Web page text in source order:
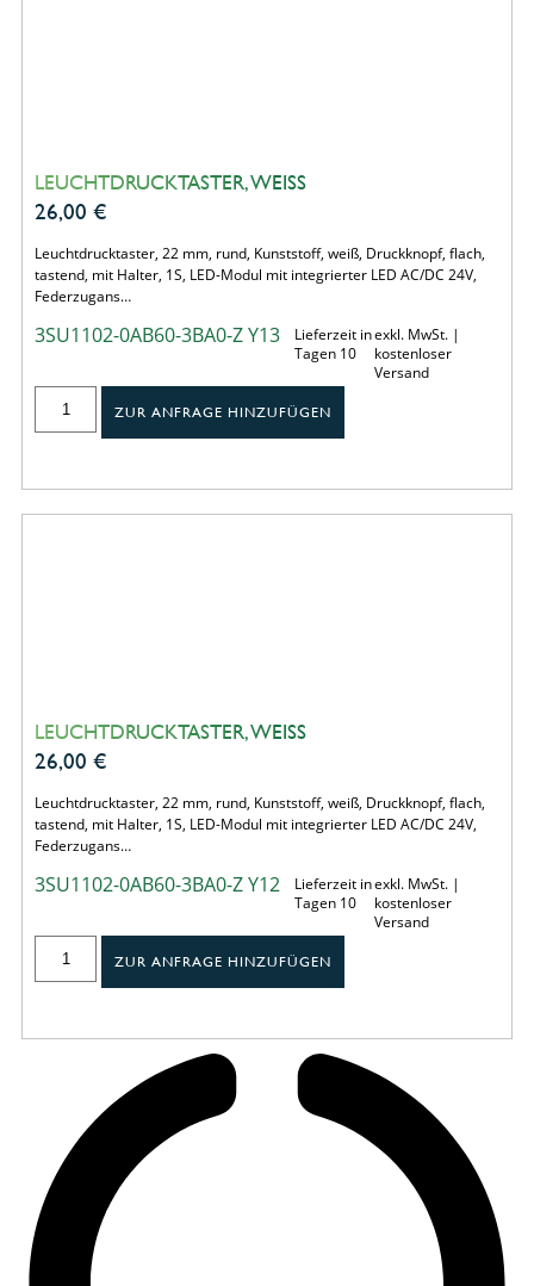
LEUCHTDRUCKTASTER, WEISS
26,00 €
Leuchtdrucktaster, 22 mm, rund, Kunststoff, weiß, Druckknopf, flach,
tastend, mit Halter, 1S, LED-Modul mit integrierter LED AC/DC 24V,
Federzugans…
3SU1102-0AB60-3BA0-Z Y13
Lieferzeit in
Tagen 10
exkl. MwSt. |
kostenloser
Versand
ZUR ANFRAGE HINZUFÜGEN
LEUCHTDRUCKTASTER, WEISS
26,00 €
Leuchtdrucktaster, 22 mm, rund, Kunststoff, weiß, Druckknopf, flach,
tastend, mit Halter, 1S, LED-Modul mit integrierter LED AC/DC 24V,
Federzugans…
3SU1102-0AB60-3BA0-Z Y12
Lieferzeit in
Tagen 10
exkl. MwSt. |
kostenloser
Versand
ZUR ANFRAGE HINZUFÜGEN